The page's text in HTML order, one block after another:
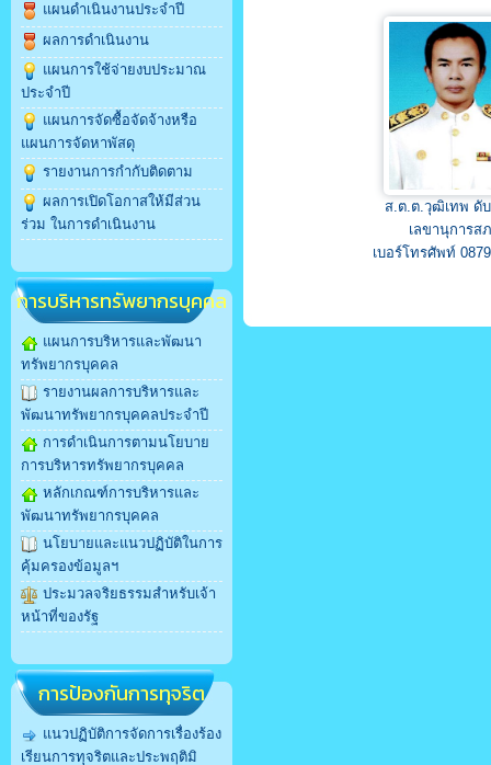
แผนดำเนินงานประจำปี
ผลการดำเนินงาน
แผนการใช้จ่ายงบประมาณ
ประจำปี
แผนการจัดซื้อจัดจ้างหรือ
แผนการจัดหาพัสดุ
รายงานการกำกับติดตาม
ผลการเปิดโอกาสให้มีส่วน
ร่วม ในการดำเนินงาน
การบริหารทรัพยากรบุคคล
แผนการบริหารและพัฒนา
ทรัพยากรบุคคล
รายงานผลการบริหารและ
พัฒนาทรัพยากรบุคคลประจำปี
การดำเนินการตามนโยบาย
การบริหารทรัพยากรบุคคล
หลักเกณฑ์การบริหารและ
พัฒนาทรัพยากรบุคคล
นโยบายและแนวปฏิบัติในการ
คุ้มครองข้อมูลฯ
ประมวลจริยธรรมสำหรับเจ้า
หน้าที่ของรัฐ
การป้องกันการทุจริต
แนวปฏิบัติการจัดการเรื่องร้อง
เรียนการทุจริตและประพฤติมิ
ส.ต.ต.วุฒิเทพ ดั
เลขานุการส
เบอร์โทรศัพท์